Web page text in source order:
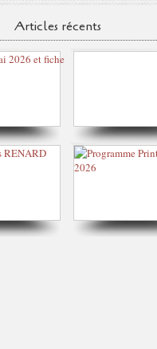
Articles récents